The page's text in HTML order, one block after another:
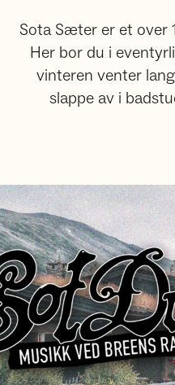
Sota Sæter er et over
Her bor du i
vinteren venter
slappe av i
på Sota Sæter